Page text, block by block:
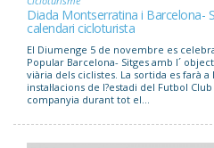
Diada Montserratina i Barcelona-
calendari cicloturista
El Diumenge 5 de novembre es
Popular Barcelona- Sitges amb l´
viària dels ciclistes. La sortida es farà a
instal·lacions de l?estadi del Futbol
companyia durant tot el...